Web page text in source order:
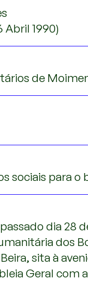
Abril 1990)
de
sociais para o
dia 28
dos
sita à
Geral com